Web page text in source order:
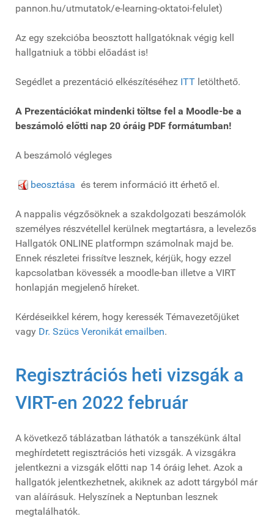
pannon.hu/utmutatok/e-learning-oktatoi-felulet)
Az egy szekcióba beosztott hallgatóknak végig kell
hallgatniuk a többi előadást is!
Segédlet a prezentáció elkészítéséhez ITT letölthető.
A Prezentációkat mindenki töltse fel a Moodle-be a
beszámoló előtti nap 20 óráig PDF formátumban!
A beszámoló végleges
beosztása és terem információ itt érhető el.
A nappalis végzősöknek a szakdolgozati beszámolók
személyes részvétellel kerülnek megtartásra, a levelezős
Hallgatók ONLINE platformpn számolnak majd be.
Ennek részletei frissítve lesznek, kérjük, hogy ezzel
kapcsolatban kövessék a moodle-ban illetve a VIRT
honlapján megjelenő híreket.
Kérdéseikkel kérem, hogy keressék Témavezetőjüket
vagy Dr. Szücs Veronikát emailben.
Regisztrációs heti vizsgák a
VIRT-en 2022 február
A következő táblázatban láthatók a tanszékünk által
meghírdetett regisztrációs heti vizsgák. A vizsgákra
jelentkezni a vizsgák előtti nap 14 óráig lehet. Azok a
hallgatók jelentkezhetnek, akiknek az adott tárgyból már
van aláírásuk. Helyszínek a Neptunban lesznek
megtalálhatók.